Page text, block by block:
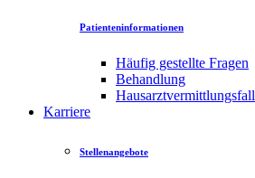
Patienteninformationen
Häufig gestellte Fragen
Behandlung
Hausarztvermittlungsfall
Karriere
Stellenangebote